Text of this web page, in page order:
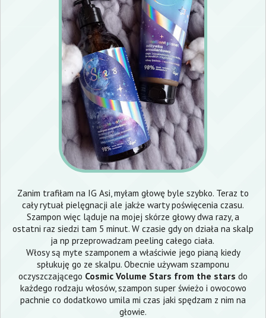
Zanim trafiłam na IG Asi, myłam głowę byle szybko. Teraz to
cały rytuał pielęgnacji ale jakże warty poświęcenia czasu.
Szampon więc ląduje na mojej skórze głowy dwa razy, a
ostatni raz siedzi tam 5 minut. W czasie gdy on działa na skalp
ja np przeprowadzam peeling całego ciała.
Włosy są myte szamponem a właściwie jego pianą kiedy
spłukuję go ze skalpu. Obecnie używam szamponu
oczyszczającego Cosmic Volume Stars from the stars do
każdego rodzaju włosów, szampon super świeżo i owocowo
pachnie co dodatkowo umila mi czas jaki spędzam z nim na
głowie.